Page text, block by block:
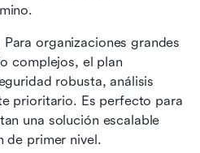
Para organizaciones grandes
complejos, el plan
robusta, análisis
prioritario. Es perfecto para
una solución escalable
de primer nivel.